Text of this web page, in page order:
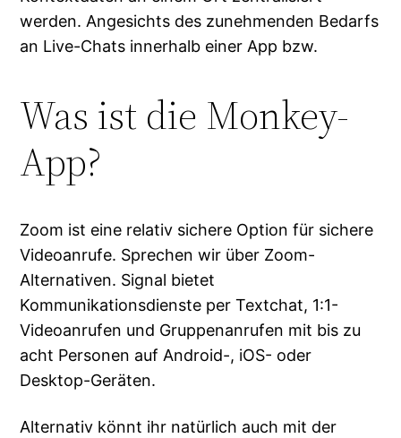
werden. Angesichts des zunehmenden Bedarfs
an Live-Chats innerhalb einer App bzw.
Was ist die Monkey-
App?
Zoom ist eine relativ sichere Option für sichere
Videoanrufe. Sprechen wir über Zoom-
Alternativen. Signal bietet
Kommunikationsdienste per Textchat, 1:1-
Videoanrufen und Gruppenanrufen mit bis zu
acht Personen auf Android-, iOS- oder
Desktop-Geräten.
Alternativ könnt ihr natürlich auch mit der